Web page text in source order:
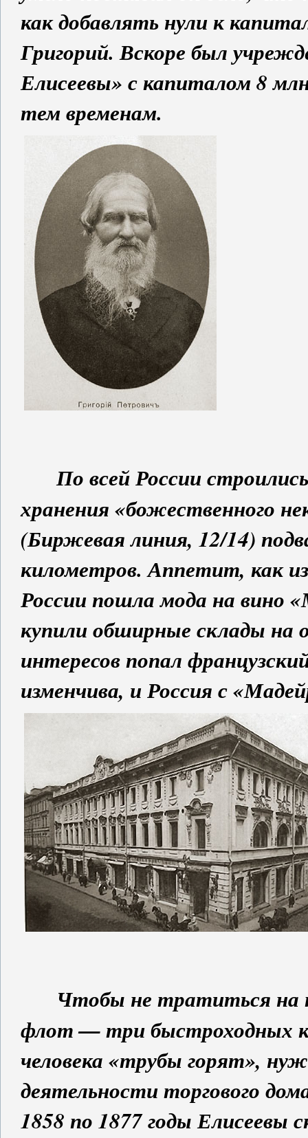
как добавлять нули к
Григорий. Вскоре был
Елисеевы» с капиталом 8
тем временам.
По всей России
хранения «божественного
(Биржевая линия, 12/14)
километров. Аппетит, как
России пошла мода на вино
купили обширные склады на
интересов попал
изменчива, и Россия с
Чтобы не тратиться на
флот — три быстроходных
человека «трубы горят»,
деятельности торгового
1858 по 1877 годы Елисеевы